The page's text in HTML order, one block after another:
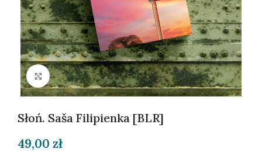
Kliknij, aby powiększyć
Słoń. Saša Filipienka [BLR]
49,00 zł